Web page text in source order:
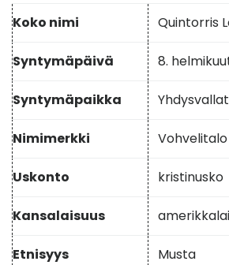
Koko nimi Quintorris
Syntymäpäivä 8.
Syntymäpaikka Yhdysvallat
Nimimerkki Vohvelitalo
Uskonto kristinusko
Kansalaisuus
Etnisyys Musta